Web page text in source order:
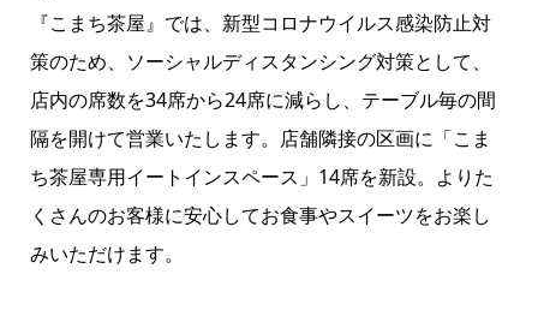
『こまち茶屋』では、新型コロナウイルス感染防止対
策のため、ソーシャルディスタンシング対策として、
店内の席数を34席から24席に減らし、テーブル毎の間
隔を開けて営業いたします。店舗隣接の区画に「こま
ち茶屋専用イートインスペース」14席を新設。よりた
くさんのお客様に安心してお食事やスイーツをお楽し
みいただけます。